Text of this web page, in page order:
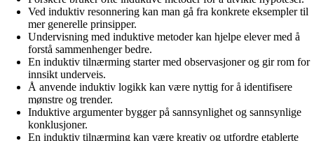
Ved induktiv resonnering kan man gå fra konkrete eksempler til
mer generelle prinsipper.
Undervisning med induktive metoder kan hjelpe elever med å
forstå sammenhenger bedre.
En induktiv tilnærming starter med observasjoner og gir rom for
innsikt underveis.
Å anvende induktiv logikk kan være nyttig for å identifisere
mønstre og trender.
Induktive argumenter bygger på sannsynlighet og sannsynlige
konklusjoner.
En induktiv tilnærming kan være kreativ og utfordre etablerte